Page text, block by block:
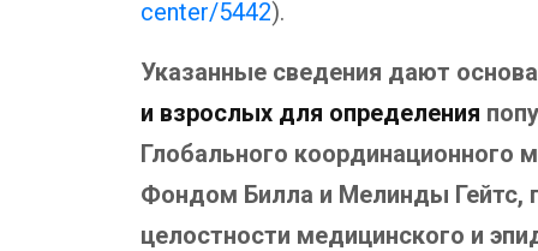
center/5442).
Указанные сведения дают
и взрослых для определения
Глобального координационного
Фондом Билла и Мелинды Гейтс,
целостности медицинского и